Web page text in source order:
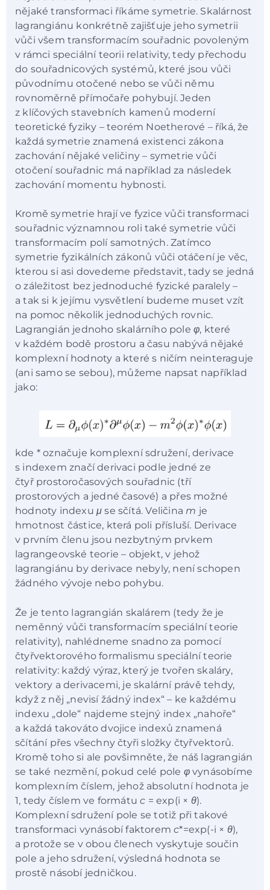
nějaké transformaci říkáme symetrie. Skalárnost
lagrangiánu konkrétně zajišťuje jeho symetrii
vůči všem transformacím souřadnic povoleným
v rámci speciální teorii relativity, tedy přechodu
do souřadnicových systémů, které jsou vůči
původnímu otočené nebo se vůči němu
rovnoměrně přímočaře pohybují. Jeden
z klíčových stavebních kamenů moderní
teoretické fyziky – teorém Noetherové – říká, že
každá symetrie znamená existenci zákona
zachování nějaké veličiny – symetrie vůči
otočení souřadnic má například za následek
zachování momentu hybnosti.
Kromě symetrie hrají ve fyzice vůči transformaci
souřadnic významnou roli také symetrie vůči
transformacím polí samotných. Zatímco
symetrie fyzikálních zákonů vůči otáčení je věc,
kterou si asi dovedeme představit, tady se jedná
o záležitost bez jednoduché fyzické paralely –
a tak si k jejímu vysvětlení budeme muset vzít
na pomoc několik jednoduchých rovnic.
Lagrangián jednoho skalárního pole φ, které
v každém bodě prostoru a času nabývá nějaké
komplexní hodnoty a které s ničím neinteraguje
(ani samo se sebou), můžeme napsat například
jako:
kde * označuje komplexní sdružení, derivace
s indexem značí derivaci podle jedné ze
čtyř prostoročasových souřadnic (tří
prostorových a jedné časové) a přes možné
hodnoty indexu μ se sčítá. Veličinam je
hmotnost částice, která poli přísluší. Derivace
v prvním členu jsou nezbytným prvkem
lagrangeovské teorie – objekt, v jehož
lagrangiánu by derivace nebyly, není schopen
žádného vývoje nebo pohybu.
Že je tento lagrangián skalárem (tedy že je
neměnný vůči transformacím speciální teorie
relativity), nahlédneme snadno za pomocí
čtyřvektorového formalismu speciální teorie
relativity: každý výraz, který je tvořen skaláry,
vektory a derivacemi, je skalární právě tehdy,
když z něj „nevisí žádný index“ – ke každému
indexu „dole“ najdeme stejný index „nahoře“
a každá takováto dvojice indexů znamená
sčítání přes všechny čtyři složky čtyřvektorů.
Kromě toho si ale povšimněte, že náš lagrangián
se také nezmění, pokud celé pole φvynásobíme
komplexním číslem, jehož absolutní hodnota je
1, tedy číslem ve formátuc = exp(i × θ).
Komplexní sdružení pole se totiž při takové
transformaci vynásobí faktoremc*=exp(-i × θ),
a protože se v obou členech vyskytuje součin
pole a jeho sdružení, výsledná hodnota se
prostě násobí jedničkou.